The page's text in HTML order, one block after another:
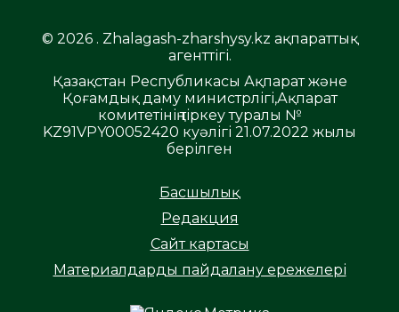
© 2026 . Zhalagash-zharshysy.kz ақпараттық
агенттігі.
Қазақстан Республикасы Ақпарат және
Қоғамдық даму министрлігі,Ақпарат
комитетінің тіркеу туралы №
KZ91VPY00052420 куәлігі 21.07.2022 жылы
берілген
Басшылық
Редакция
Сайт картасы
Материалдарды пайдалану ережелері